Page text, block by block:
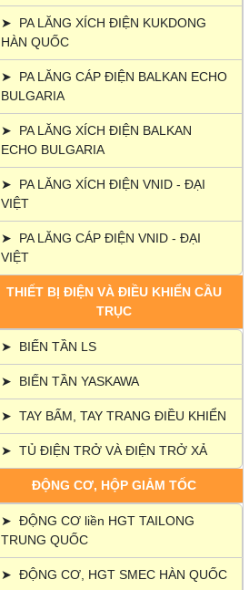
➤
PA LĂNG XÍCH ĐIỆN KUKDONG
HÀN QUỐC
➤
PA LĂNG CÁP ĐIỆN BALKAN ECHO
BULGARIA
➤
PA LĂNG XÍCH ĐIỆN BALKAN
ECHO BULGARIA
➤
PA LĂNG XÍCH ĐIỆN VNID - ĐẠI
VIỆT
➤
PA LĂNG CÁP ĐIỆN VNID - ĐẠI
VIỆT
THIẾT BỊ ĐIỆN VÀ ĐIỀU KHIỂN CẦU
TRỤC
➤ BIẾN TẦN LS
➤ BIẾN TẦN YASKAWA
➤ TAY BẤM, TAY TRANG ĐIỀU KHIỂN
➤ TỦ ĐIỆN TRỞ VÀ ĐIỆN TRỞ XẢ
ĐỘNG CƠ, HỘP GIẢM TỐC
➤ ĐỘNG CƠ liền HGT TAILONG
TRUNG QUỐC
➤ ĐỘNG CƠ, HGT SMEC HÀN QUỐC